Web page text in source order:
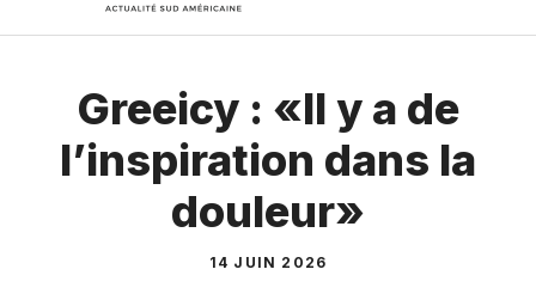
Greeicy : «Il y a de
l’inspiration dans la
douleur»
14 JUIN 2026